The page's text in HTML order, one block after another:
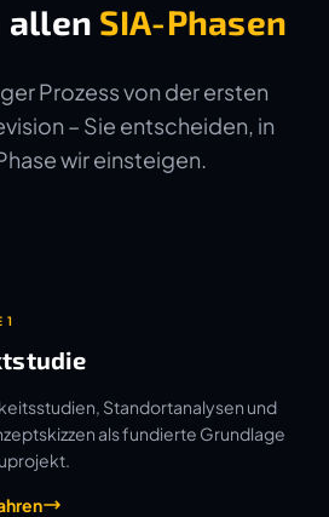
allen SIA-Phasen
Prozess von der ersten
– Sie entscheiden, in
wir einsteigen.
1
Standortanalysen und
als fundierte Grundlage